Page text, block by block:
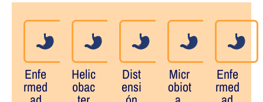
Enfe
rmed
Helic
obac
Dist
ensi
Micr
obiot
Enfe
rmed